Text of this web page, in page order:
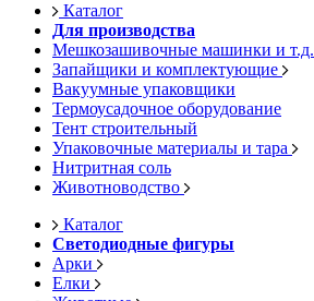
Каталог
Для производства
Мешкозашивочные машинки и т.д.
Запайщики и комплектующие
Вакуумные упаковщики
Термоусадочное оборудование
Тент строительный
Упаковочные материалы и тара
Нитритная соль
Животноводство
Каталог
Светодиодные фигуры
Арки
Елки